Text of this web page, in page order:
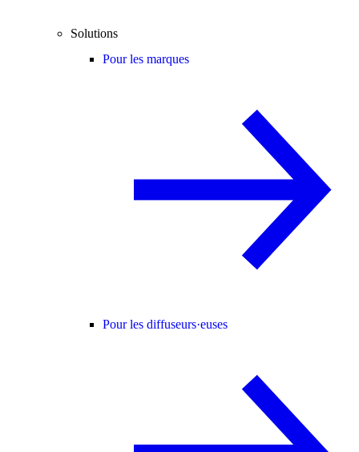
Solutions
Pour les marques
Pour les diffuseurs·euses